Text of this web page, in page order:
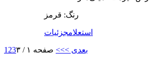
رنگ: قرمز
استعلامجزئیات
1 23 بعدی >>> صفحه ۱ / ۳